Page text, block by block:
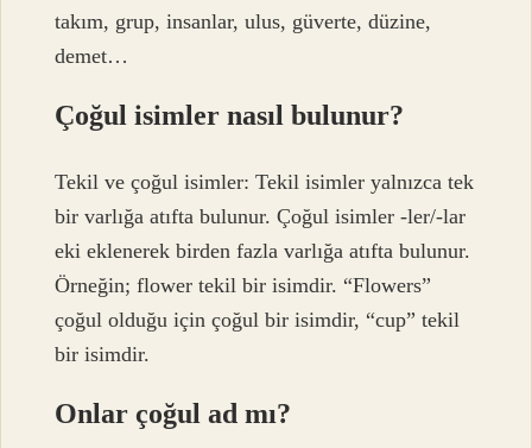
takım, grup, insanlar, ulus, güverte, düzine,
demet…
Çoğul isimler nasıl bulunur?
Tekil ve çoğul isimler: Tekil isimler yalnızca tek
bir varlığa atıfta bulunur. Çoğul isimler -ler/-lar
eki eklenerek birden fazla varlığa atıfta bulunur.
Örneğin; flower tekil bir isimdir. “Flowers”
çoğul olduğu için çoğul bir isimdir, “cup” tekil
bir isimdir.
Onlar çoğul ad mı?